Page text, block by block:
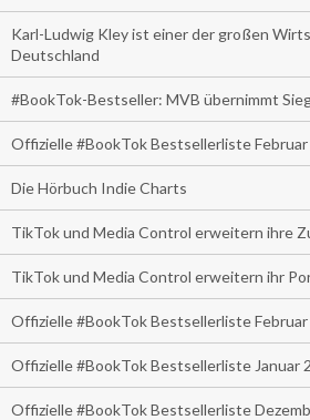
Karl-Ludwig Kley ist einer der großen
Deutschland
#BookTok-Bestseller: MVB übernimmt
Offizielle #BookTok Bestsellerliste
Die Hörbuch Indie Charts
TikTok und Media Control erweitern ihre
TikTok und Media Control erweitern ihr
Offizielle #BookTok Bestsellerliste
Offizielle #BookTok Bestsellerliste Januar
Offizielle #BookTok Bestsellerliste